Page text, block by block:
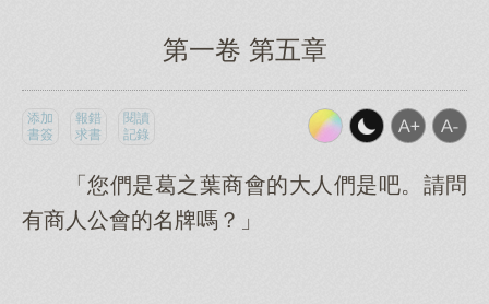
第一卷 第五章
添加
書簽
報錯
求書
閱讀
記錄
「您們是葛之葉商會的大人們是吧。請問
有商人公會的名牌嗎？」